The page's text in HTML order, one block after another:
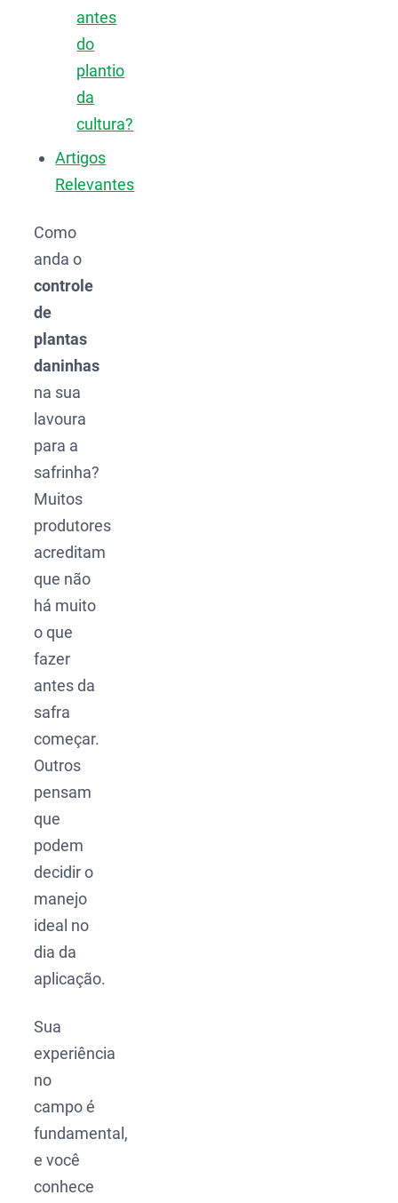
antes
do
plantio
da
cultura?
Artigos
Relevantes
Como
anda o
controle
de
plantas
daninhas
na sua
lavoura
para a
safrinha?
Muitos
produtores
acreditam
que não
há muito
o que
fazer
antes da
safra
começar.
Outros
pensam
que
podem
decidir o
manejo
ideal no
dia da
aplicação.
Sua
experiência
no
campo é
fundamental,
e você
conhece